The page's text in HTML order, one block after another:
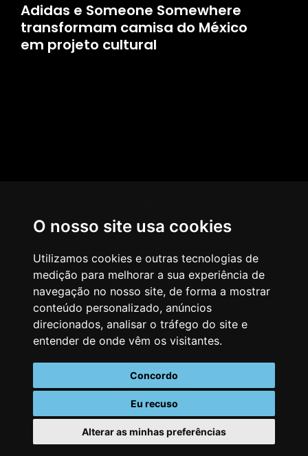
O nosso site usa cookies
Utilizamos cookies e outras tecnologias de
medição para melhorar a sua experiência de
navegação no nosso site, de forma a mostrar
conteúdo personalizado, anúncios
direcionados, analisar o tráfego do site e
entender de onde vêm os visitantes.
Concordo
Eu recuso
Alterar as minhas preferências
Adidas e Someone Somewhere
transformam camisa do México
em projeto cultural
AGÊNCIA
COMO PENSAMOS
NOSSOS SERVIÇOS
CASES & CLIENTES
BLOG
VAGAS
CONTATO